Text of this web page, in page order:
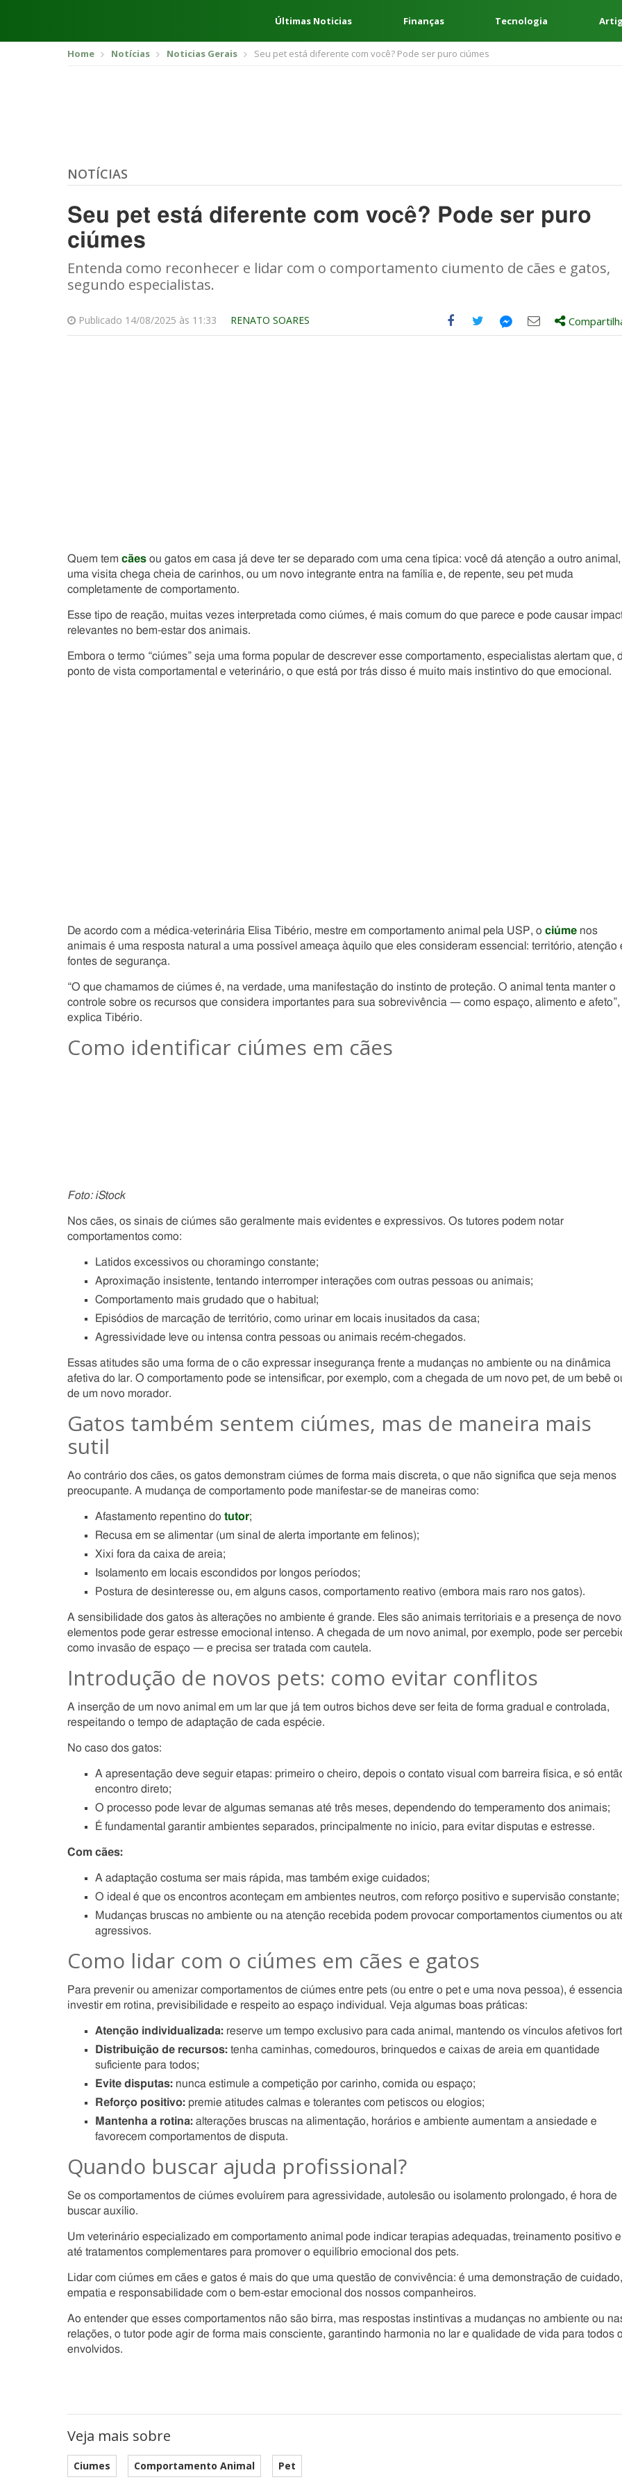
Últimas Noticias Finanças Tecnologia
Home Notícias Noticias Gerais Seu pet está diferente com você? Pode ser puro ciúmes
NOTÍCIAS
Seu pet está diferente com você? Pode ser puro
ciúmes
Entenda como reconhecer e lidar com o comportamento ciumento de cães e gatos,
segundo especialistas.
Publicado 14/08/2025 às 11:33 RENATO SOARES
Compartilhe
CompartilheCompartilhe
Quem tem cães ou gatos em casa já deve ter se deparado com uma cena típica: você dá atenção a outro animal,
uma visita chega cheia de carinhos, ou um novo integrante entra na família e, de repente, seu pet muda
completamente de comportamento.
Esse tipo de reação, muitas vezes interpretada como ciúmes, é mais comum do que parece e pode causar
relevantes no bem-estar dos animais.
Embora o termo “ciúmes” seja uma forma popular de descrever esse comportamento, especialistas alertam que,
ponto de vista comportamental e veterinário, o que está por trás disso é muito mais instintivo do que emocional.
De acordo com a médica-veterinária Elisa Tibério, mestre em comportamento animal pela USP, o ciúme nos
animais é uma resposta natural a uma possível ameaça àquilo que eles consideram essencial: território, atenção
fontes de segurança.
“O que chamamos de ciúmes é, na verdade, uma manifestação do instinto de proteção. O animal tenta manter o
controle sobre os recursos que considera importantes para sua sobrevivência — como espaço, alimento e afeto”,
explica Tibério.
Como identificar ciúmes em cães
Foto: iStock
Nos cães, os sinais de ciúmes são geralmente mais evidentes e expressivos. Os tutores podem notar
comportamentos como:
Latidos excessivos ou choramingo constante;
Aproximação insistente, tentando interromper interações com outras pessoas ou animais;
Comportamento mais grudado que o habitual;
Episódios de marcação de território, como urinar em locais inusitados da casa;
Agressividade leve ou intensa contra pessoas ou animais recém-chegados.
Essas atitudes são uma forma de o cão expressar insegurança frente a mudanças no ambiente ou na dinâmica
afetiva do lar. O comportamento pode se intensificar, por exemplo, com a chegada de um novo pet, de um bebê
de um novo morador.
Gatos também sentem ciúmes, mas de maneira mais
sutil
Ao contrário dos cães, os gatos demonstram ciúmes de forma mais discreta, o que não significa que seja menos
preocupante. A mudança de comportamento pode manifestar-se de maneiras como:
Afastamento repentino do tutor;
Recusa em se alimentar (um sinal de alerta importante em felinos);
Xixi fora da caixa de areia;
Isolamento em locais escondidos por longos períodos;
Postura de desinteresse ou, em alguns casos, comportamento reativo (embora mais raro nos gatos).
A sensibilidade dos gatos às alterações no ambiente é grande. Eles são animais territoriais e a presença de
elementos pode gerar estresse emocional intenso. A chegada de um novo animal, por exemplo, pode ser
como invasão de espaço — e precisa ser tratada com cautela.
Introdução de novos pets: como evitar conflitos
A inserção de um novo animal em um lar que já tem outros bichos deve ser feita de forma gradual e controlada,
respeitando o tempo de adaptação de cada espécie.
No caso dos gatos:
A apresentação deve seguir etapas: primeiro o cheiro, depois o contato visual com barreira física, e só
encontro direto;
O processo pode levar de algumas semanas até três meses, dependendo do temperamento dos animais;
É fundamental garantir ambientes separados, principalmente no início, para evitar disputas e estresse.
Com cães:
A adaptação costuma ser mais rápida, mas também exige cuidados;
O ideal é que os encontros aconteçam em ambientes neutros, com reforço positivo e supervisão constante;
Mudanças bruscas no ambiente ou na atenção recebida podem provocar comportamentos ciumentos ou
agressivos.
Como lidar com o ciúmes em cães e gatos
Para prevenir ou amenizar comportamentos de ciúmes entre pets (ou entre o pet e uma nova pessoa), é essencial
investir em rotina, previsibilidade e respeito ao espaço individual. Veja algumas boas práticas:
Atenção individualizada: reserve um tempo exclusivo para cada animal, mantendo os vínculos afetivos
Distribuição de recursos: tenha caminhas, comedouros, brinquedos e caixas de areia em quantidade
suficiente para todos;
Evite disputas: nunca estimule a competição por carinho, comida ou espaço;
Reforço positivo: premie atitudes calmas e tolerantes com petiscos ou elogios;
Mantenha a rotina: alterações bruscas na alimentação, horários e ambiente aumentam a ansiedade e
favorecem comportamentos de disputa.
Quando buscar ajuda profissional?
Se os comportamentos de ciúmes evoluírem para agressividade, autolesão ou isolamento prolongado, é hora de
buscar auxílio.
Um veterinário especializado em comportamento animal pode indicar terapias adequadas, treinamento positivo e
até tratamentos complementares para promover o equilíbrio emocional dos pets.
Lidar com ciúmes em cães e gatos é mais do que uma questão de convivência: é uma demonstração de cuidado,
empatia e responsabilidade com o bem-estar emocional dos nossos companheiros.
Ao entender que esses comportamentos não são birra, mas respostas instintivas a mudanças no ambiente ou
relações, o tutor pode agir de forma mais consciente, garantindo harmonia no lar e qualidade de vida para todos
envolvidos.
Veja mais sobre
Ciumes Comportamento Animal Pet